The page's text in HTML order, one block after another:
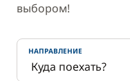
выбором!
НАПРАВЛЕНИЕ